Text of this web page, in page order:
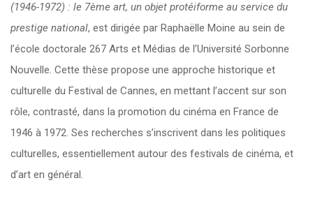
(1946-1972) : le 7ème art, un objet protéiforme au service du
prestige national, est dirigée par Raphaëlle Moine au sein de
l’école doctorale 267 Arts et Médias de l’Université Sorbonne
Nouvelle. Cette thèse propose une approche historique et
culturelle du Festival de Cannes, en mettant l’accent sur son
rôle, contrasté, dans la promotion du cinéma en France de
1946 à 1972. Ses recherches s’inscrivent dans les politiques
culturelles, essentiellement autour des festivals de cinéma, et
d’art en général.